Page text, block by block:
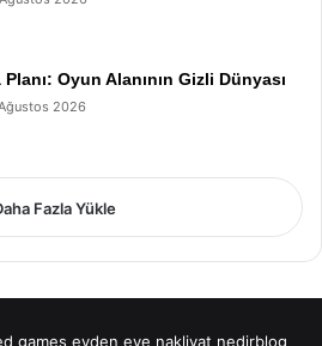
Oyun Alanının Gizli Dünyası
2026
Fazla Yükle
games evden eve nakliyat nedirblog